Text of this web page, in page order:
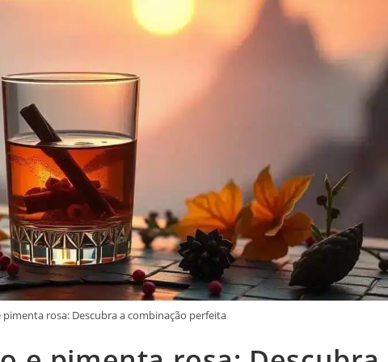
rosa: Descubra a combinação perfeita